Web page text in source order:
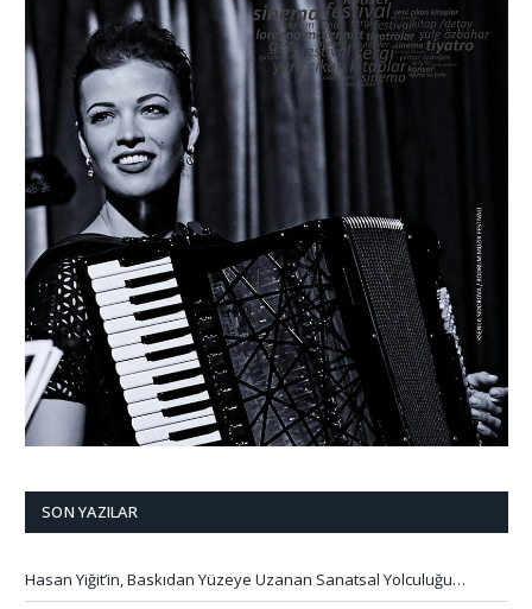
SON YAZILAR
Hasan Yiğit’in, Baskıdan Yüzeye Uzanan Sanatsal Yolculuğu…